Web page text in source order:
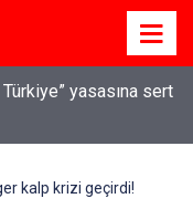
karşı denetimler
kalp krizi geçirdi!